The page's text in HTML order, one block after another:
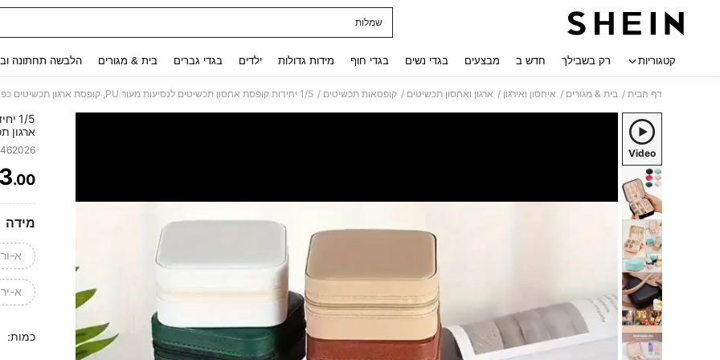
שמלות
קטגוריות רק בשבילך חדש ב מבצעים בגדי נשים בגדי חוף מידות גדולות ילדים בגדי גברים בית & מגורים הלבשה תחתונה
דף הבית / בית & מגורים / איחסון ואירגון / ארגון ואחסון תכשיטים / קופסאות תכשיטים /
Video
ארגון
3.00
מידה
א-
א-
כמות: